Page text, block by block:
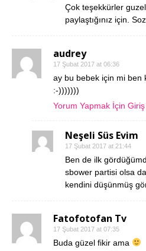
Çok teşekkürler
paylaştığınız için.
audrey
17 Şubat 2017 at 06:36
ay bu bebek için mi ben
:-)))))))
Yorum Yapmak İçin Giriş
Neşeli Süs Evim
17 Şubat 2017 at 21:44
Ben de ilk
sbower partisi olsa
kendini düşünmüş
Fatofotofan Tv
17 Şubat 2017 at 07:35
Buda güzel fikir ama